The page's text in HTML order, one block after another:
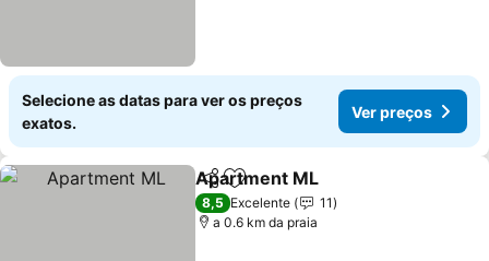
Selecione as datas para ver os preços
exatos.
Ver preços
PartilharAdicionar aos favoritos
Apartment ML
8,5 Excelente
11
a 0.6 km da praia